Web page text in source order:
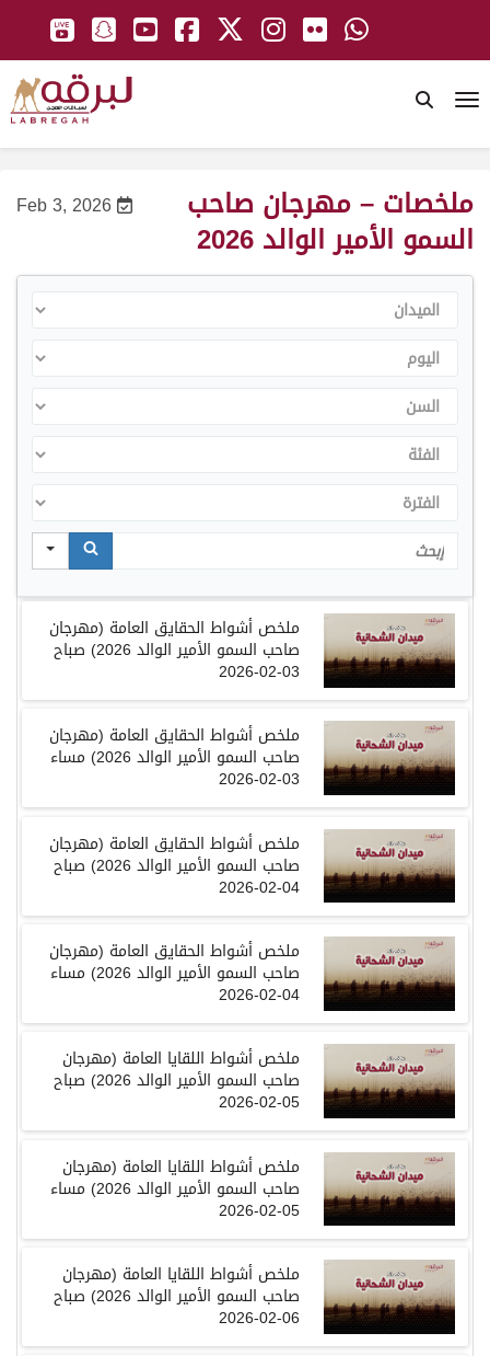
Feb 3, 2026 ملخصات – مهرجان صاحب
السمو الأمير الوالد 2026
الميدان
اليوم
السن
الفئة
الفترة
Search
ملخص أشواط الحقايق العامة (مهرجان
صاحب السمو الأمير الوالد 2026
) صباح
03-02-2026
ملخص أشواط الحقايق العامة (مهرجان
صاحب السمو الأمير الوالد 2026
) مساء
03-02-2026
ملخص أشواط الحقايق العامة (مهرجان
صاحب السمو الأمير الوالد 2026
) صباح
04-02-2026
ملخص أشواط الحقايق العامة (مهرجان
صاحب السمو الأمير الوالد 2026
) مساء
04-02-2026
ملخص أشواط اللقايا العامة (مهرجان
صاحب السمو الأمير الوالد 2026
) صباح
05-02-2026
ملخص أشواط اللقايا العامة (مهرجان
صاحب السمو الأمير الوالد 2026
) مساء
05-02-2026
ملخص أشواط اللقايا العامة (مهرجان
صاحب السمو الأمير الوالد 2026
) صباح
06-02-2026